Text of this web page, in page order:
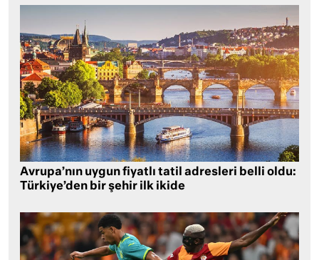
Avrupa’nın uygun fiyatlı tatil adresleri belli oldu:
Türkiye’den bir şehir ilk ikide